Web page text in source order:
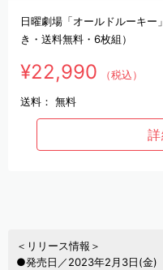
日曜劇場「オールドルーキー
き・送料無料・6枚組）
¥22,990 （税込）
送料： 無料
＜リリース情報＞
●発売日／2023年2月3日(金)